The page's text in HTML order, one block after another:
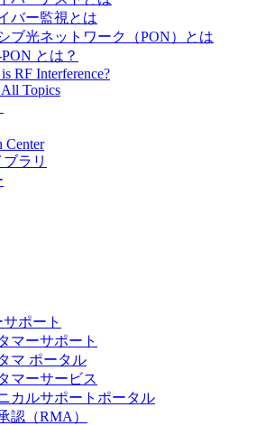
バー監視とは
ブ光ネットワーク（PON）とは
とは？
RF Interference?
Topics
Center
ラリ
ポート
マーサポート
マ ポータル
マーサービス
カルサポートポータル
認（RMA）